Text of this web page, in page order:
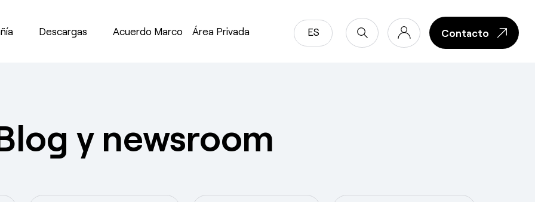
Descargas Acuerdo Marco Área Privada ES
Contacto
Contacto
y newsroom